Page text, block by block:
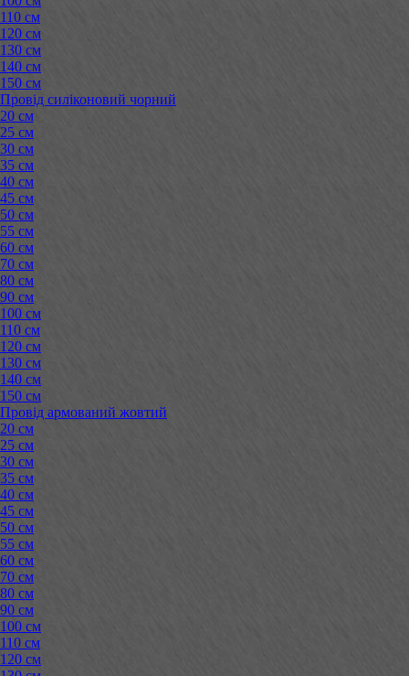
110 см
120 см
130 см
140 см
150 см
Провід силіконовий чорний
20 см
25 см
30 см
35 см
40 см
45 см
50 см
55 см
60 см
70 см
80 см
90 см
100 см
110 см
120 см
130 см
140 см
150 см
Провід армований жовтий
20 см
25 см
30 см
35 см
40 см
45 см
50 см
55 см
60 см
70 см
80 см
90 см
100 см
110 см
120 см